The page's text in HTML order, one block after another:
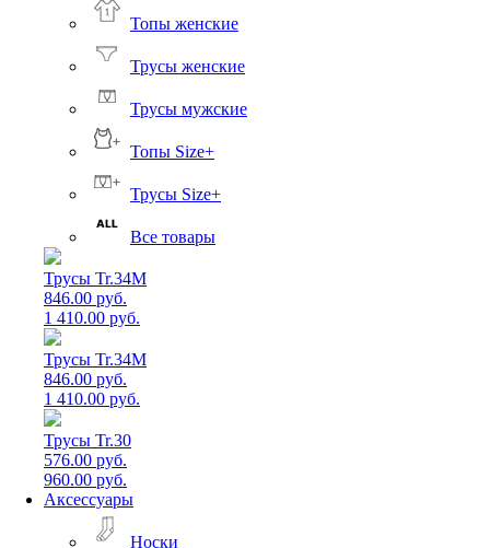
Топы женские
Трусы женские
Трусы мужские
Топы Size+
Трусы Size+
Все товары
Трусы Tr.34M
846.00 руб.
1 410.00 руб.
Трусы Tr.34M
846.00 руб.
1 410.00 руб.
Трусы Tr.30
576.00 руб.
960.00 руб.
Аксессуары
Носки